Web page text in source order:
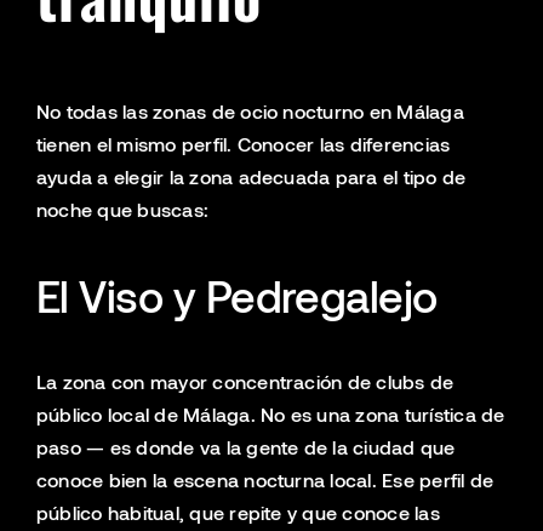
No todas las zonas de ocio nocturno en Málaga
tienen el mismo perfil. Conocer las diferencias
ayuda a elegir la zona adecuada para el tipo de
noche que buscas:
El Viso y Pedregalejo
La zona con mayor concentración de clubs de
público local de Málaga. No es una zona turística de
paso — es donde va la gente de la ciudad que
conoce bien la escena nocturna local. Ese perfil de
público habitual, que repite y que conoce las